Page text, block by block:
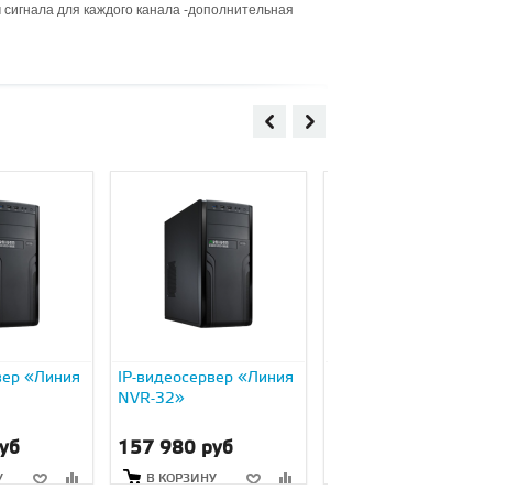
для каждого канала -дополнительная
«Линия
IP-видеосервер «Линия
NVR-32»
157 980 руб
В КОРЗИНУ